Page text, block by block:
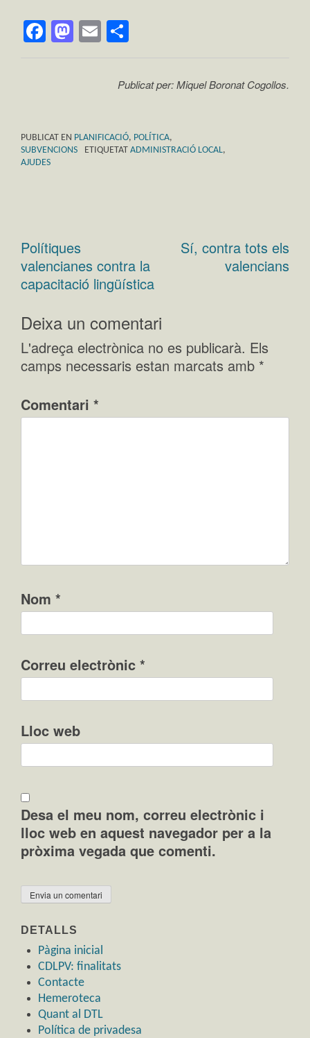
Facebook
Mastodon
Email
Publicat per: Miquel Boronat Cogollos.
PUBLICAT EN PLANIFICACIÓ, POLÍTICA,
SUBVENCIONS
ETIQUETAT ADMINISTRACIÓ LOCAL,
AJUDES
Navegació
d'entrades
Polítiques
valencianes contra la
capacitació lingüística
Sí, contra tots els
valencians
Deixa un comentari
L'adreça electrònica no es publicarà. Els
camps necessaris estan marcats amb *
Comentari *
Nom *
Correu electrònic *
Lloc web
Desa el meu nom, correu electrònic i
lloc web en aquest navegador per a la
pròxima vegada que comenti.
DETALLS
Pàgina inicial
CDLPV: finalitats
Contacte
Hemeroteca
Quant al DTL
Política de privadesa